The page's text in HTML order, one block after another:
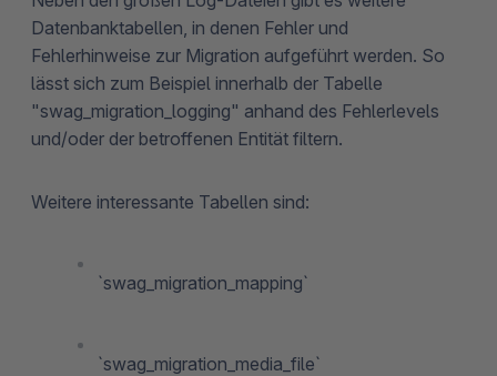
Datenbanktabellen, in denen Fehler und
Fehlerhinweise zur Migration aufgeführt werden. So
lässt sich zum Beispiel innerhalb der Tabelle
"swag_migration_logging" anhand des Fehlerlevels
und/oder der betroffenen Entität filtern.
Weitere interessante Tabellen sind:
`swag_migration_mapping`
`swag_migration_media_file`